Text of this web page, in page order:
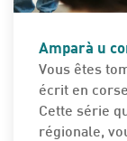
Amparà u
Vous êtes
écrit en
Cette série
régionale,